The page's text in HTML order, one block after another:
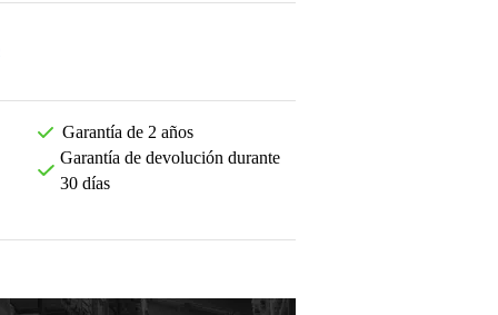
Garantía de 2 años
Garantía de devolución durante
30 días